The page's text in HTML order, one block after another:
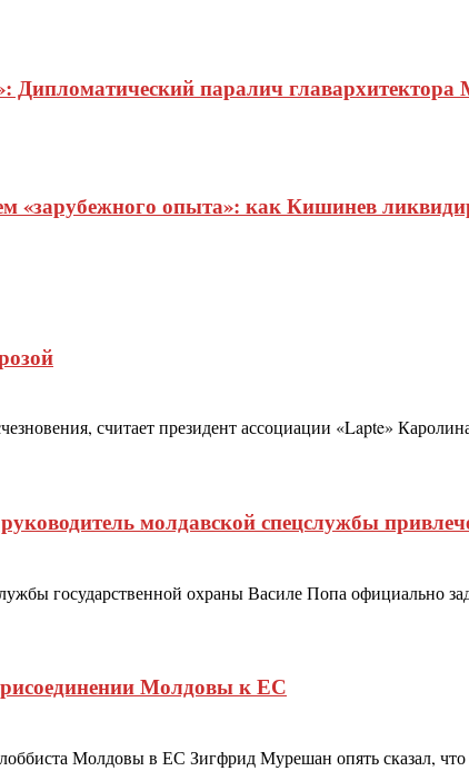
Дипломатический паралич
опыта»: как Кишинев
считает президент ассоциации «Lapte»
молдавской спецслужбы
государственной охраны Василе Попа официально
Молдовы к ЕС
лоббиста Молдовы в ЕС Зигфрид Мурешан опять сказал,